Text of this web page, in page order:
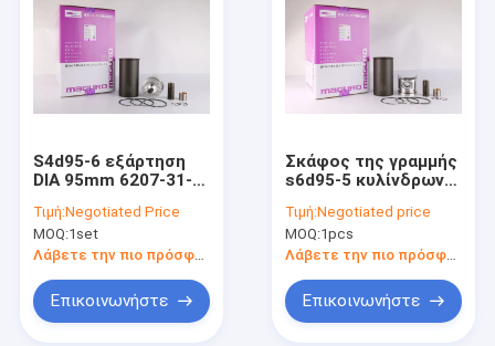
S4d95-6 εξάρτηση
DIA 95mm 6207-31-
6207-31-3530
σκαφών της γραμμής
μηχανών
Τιμή:Negotiated Price
MOQ:1set
Λάβετε την πιο πρόσφατη τιμή
Επικοινωνήστε
Σκάφος της γραμμής
s6d95-5 κυλίνδρων
τακτοποίηση για τη
μηχανή pc200-5 DIA
95mm της KOMATSU
Τιμή:Negotiated price
MOQ:1pcs
Λάβετε την πιο πρόσφατη τιμή
Επικοινωνήστε